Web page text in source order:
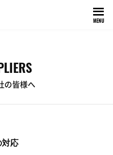
MENU
の皆様へ
対応